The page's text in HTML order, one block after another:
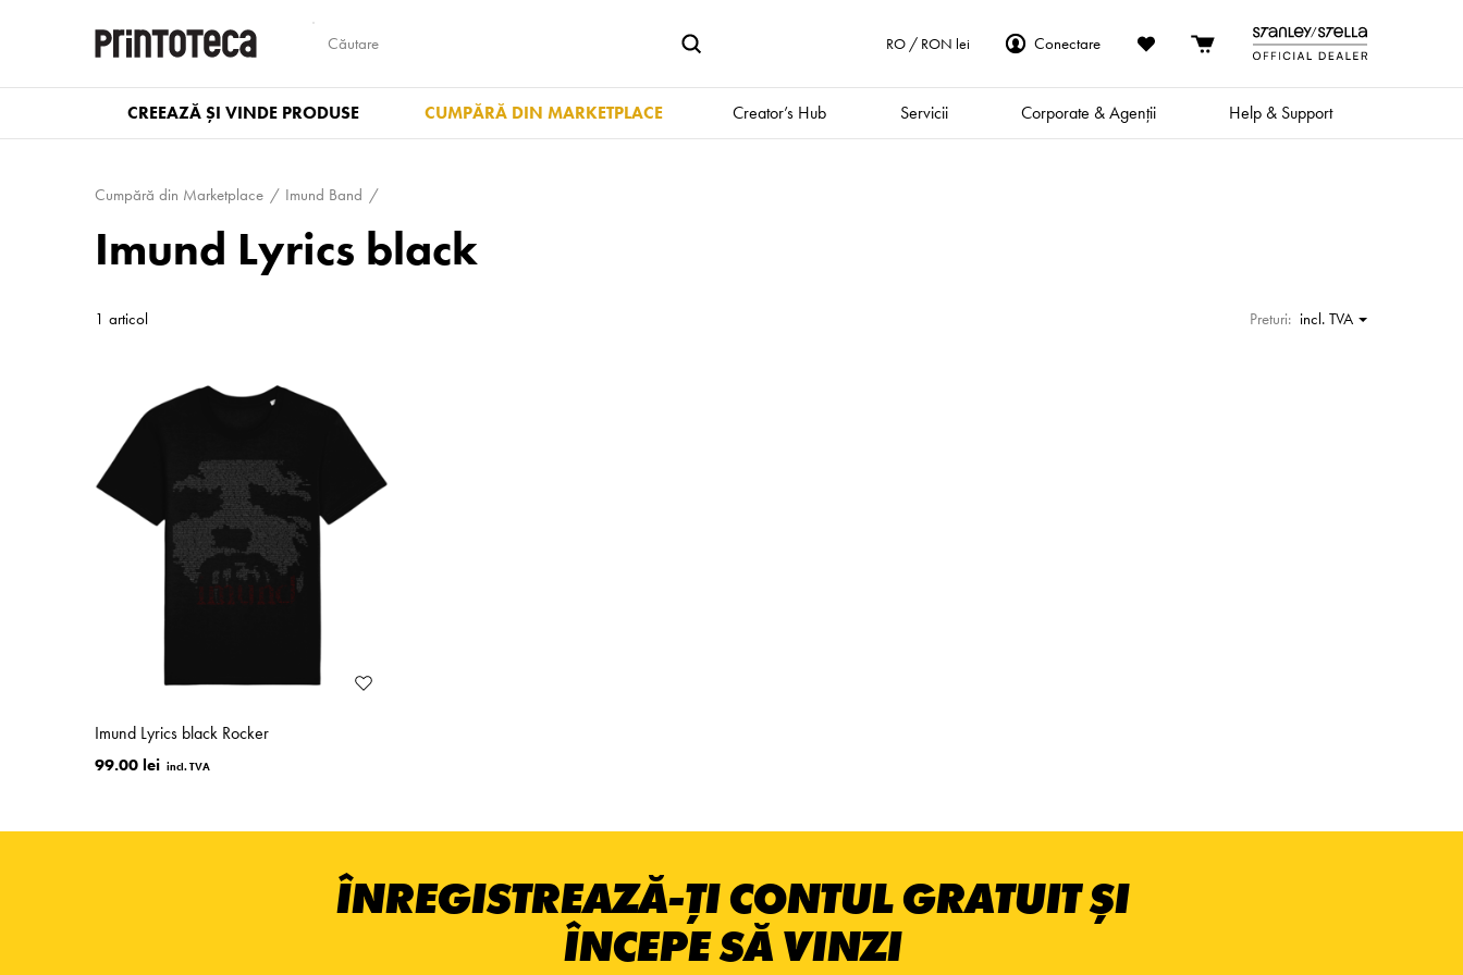
RO / RON lei Conectare
CREEAZĂ ȘI VINDE PRODUSE CUMPĂRĂ DIN MARKETPLACE Creator’s Hub Servicii Corporate & Agenții Help & Support
Cumpără din Marketplace Imund Band
Imund Lyrics black
1 articol Preturi: incl. TVA
Imund Lyrics black Rocker
99.00 lei
ÎNREGISTREAZĂ-ȚI CONTUL GRATUIT ȘI
ÎNCEPE SĂ VINZI